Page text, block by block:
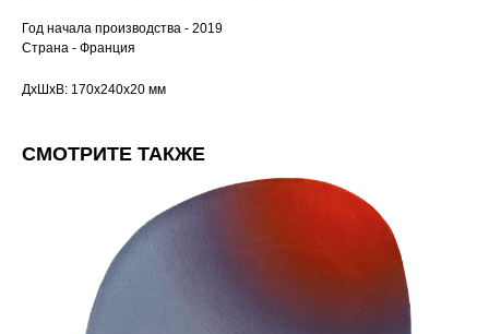
Год начала производства - 2019
Страна - Франция
ДxШxВ: 170x240x20 мм
СМОТРИТЕ ТАКЖЕ